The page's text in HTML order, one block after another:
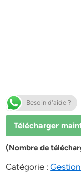
Besoin d'aide ?
Télécharger
(Nombre de
Catégorie :